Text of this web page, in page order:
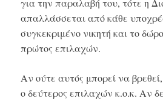
για την παραλαβή του, τότε η
απαλλάσσεται από κάθε
συγκεκριμένο νικητή και το
πρώτος επιλαχών.
Αν ούτε αυτός μπορεί να
ο δεύτερος επιλαχών κ.ο.κ. Αν